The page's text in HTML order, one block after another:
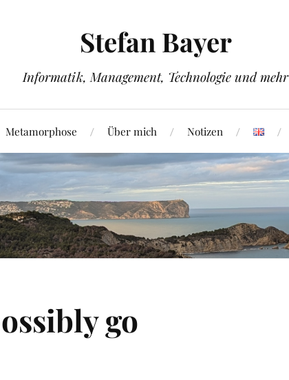
Stefan Bayer
Informatik, Management, Technologie und mehr
Metamorphose Über mich Notizen
go